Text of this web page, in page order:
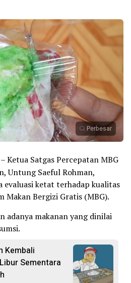
Perbesar
– Ketua Satgas Percepatan MBG
Untung Saeful Rohman,
evaluasi ketat terhadap kualitas
Makan Bergizi Gratis (MBG).
adanya makanan yang dinilai
Kembali
Sementara